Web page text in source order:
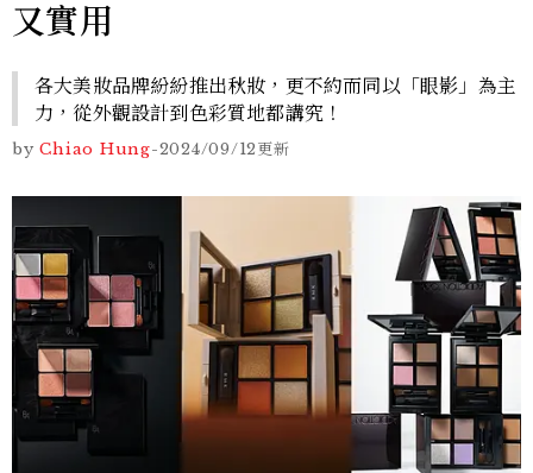
又實用
各大美妝品牌紛紛推出秋妝，更不約而同以「眼影」為主
力，從外觀設計到色彩質地都講究！
by Chiao Hung-2024/09/12更新